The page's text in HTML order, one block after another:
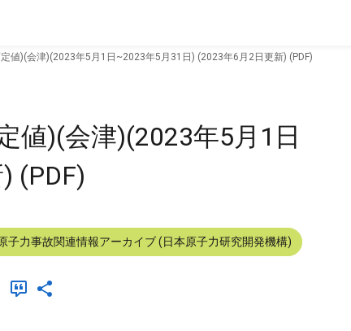
値)(会津)(2023年5月1日~2023年5月31日) (2023年6月2日更新) (PDF)
値)(会津)(2023年5月1日
(PDF)
子力事故関連情報アーカイブ (日本原子力研究開発機構)